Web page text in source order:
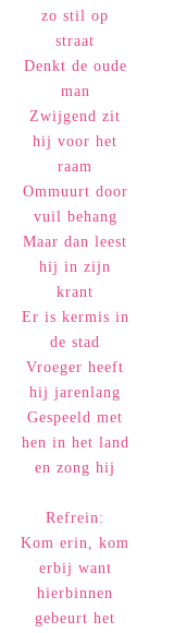
zo stil op
straat
Denkt de oude
man
Zwijgend zit
hij voor het
raam
Ommuurt door
vuil behang
Maar dan leest
hij in zijn
krant
Er is kermis in
de stad
Vroeger heeft
hij jarenlang
Gespeeld met
hen in het land
en zong hij
Refrein:
Kom erin, kom
erbij want
hierbinnen
gebeurt het